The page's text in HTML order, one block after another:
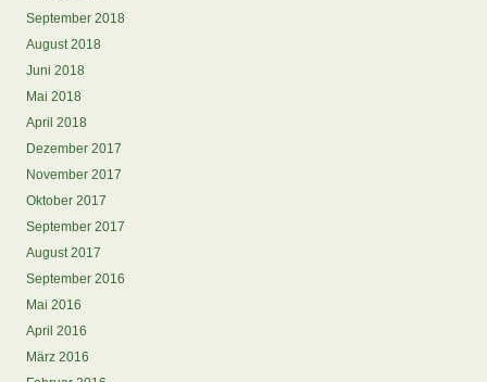
September 2018
August 2018
Juni 2018
Mai 2018
April 2018
Dezember 2017
November 2017
Oktober 2017
September 2017
August 2017
September 2016
Mai 2016
April 2016
März 2016